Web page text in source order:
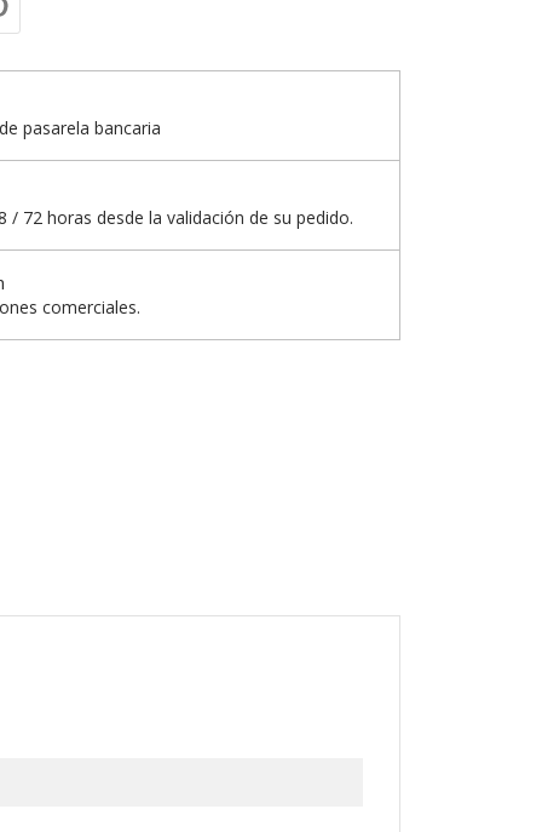
pasarela bancaria
/ 72 horas desde la validación de su pedido.
comerciales.